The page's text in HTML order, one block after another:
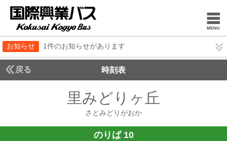
お知らせ 1件のお知らせがあります
戻る 時刻表
里みどりヶ丘
さとみどりがおか
のりば 10